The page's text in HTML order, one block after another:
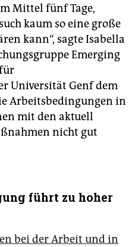
Mittel fünf Tage,
kaum so eine große
kann“, sagte Isabella
Emerging
Universität Genf dem
Arbeitsbedingungen in
mit den aktuell
nicht gut
führt zu hoher
bei der Arbeit und in